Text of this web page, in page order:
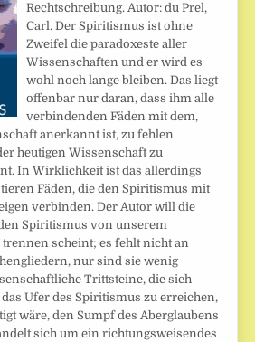
Rechtschreibung. Autor: du Prel,
Carl. Der Spiritismus ist ohne
Zweifel die paradoxeste aller
Wissenschaften und er wird es
wohl noch lange bleiben. Das liegt
offenbar nur daran, dass ihm alle
verbindenden Fäden mit dem,
anerkannt ist, zu fehlen
heutigen Wissenschaft zu
In Wirklichkeit ist das allerdings
Fäden, die den Spiritismus mit
verbinden. Der Autor will die
Spiritismus von unserem
scheint; es fehlt nicht an
nur sind sie wenig
Trittsteine, die sich
Ufer des Spiritismus zu erreichen,
wäre, den Sumpf des Aberglaubens
sich um ein richtungsweisendes